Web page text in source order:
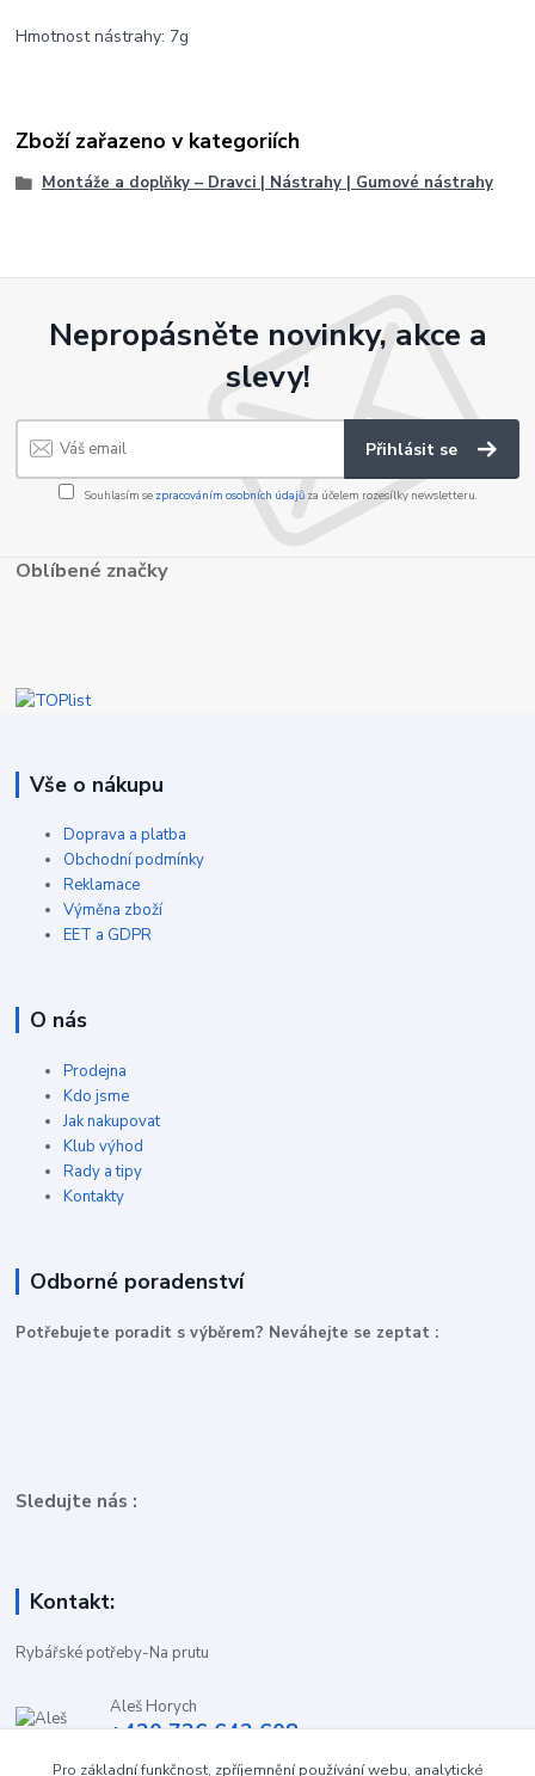
Hmotnost nástrahy: 7g
Zboží zařazeno v kategoriích
Montáže a doplňky – Dravci | Nástrahy | Gumové nástrahy
Nepropásněte novinky, akce a
slevy!
Přihlásit se
Souhlasím se zpracováním osobních údajůza účelem rozesílky newsletteru.
Oblíbené značky
Vše o nákupu
Doprava a platba
Obchodní podmínky
Reklamace
Výměna zboží
EET a GDPR
O nás
Prodejna
Kdo jsme
Jak nakupovat
Klub výhod
Rady a tipy
Kontakty
Odborné poradenství
Potřebujete poradit s výběrem? Neváhejte se zeptat :
Sledujte nás :
Kontakt:
Rybářské potřeby-Na prutu
Aleš Horych
+420 736 642 608
Pro základní funkčnost, zpříjemnění používání webu, analytické